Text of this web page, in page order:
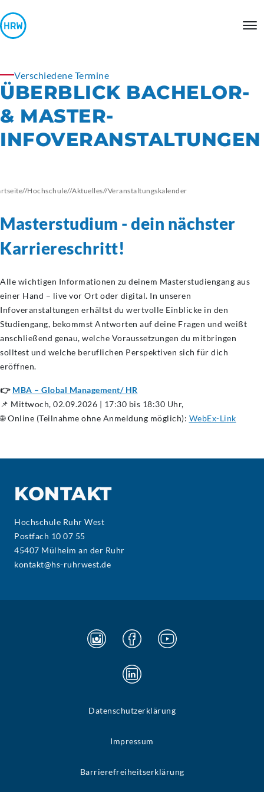
Verschiedene Termine
ÜBERBLICK BACHELOR-
& MASTER-
INFOVERANSTALTUNGEN
//Hochschule//Aktuelles//Veranstaltungskalender
Masterstudium - dein nächster
Karriereschritt!
Alle wichtigen Informationen zu deinem Masterstudiengang aus
einer Hand – live vor Ort oder digital. In unseren
Infoveranstaltungen erhältst du wertvolle Einblicke in den
Studiengang, bekommst Antworten auf deine Fragen und weißt
anschließend genau, welche Voraussetzungen du mitbringen
solltest und welche beruflichen Perspektiven sich für dich
eröffnen.
👉 MBA – Global Management/ HR
📌 Mittwoch, 02.09.2026 | 17:30 bis 18:30 Uhr,
🌐 Online (Teilnahme ohne Anmeldung möglich): WebEx-Link
KONTAKT
Hochschule Ruhr West
Postfach 10 07 55
45407 Mülheim an der Ruhr
kontakt@hs-ruhrwest.de
Datenschutzerklärung
Impressum
Barrierefreiheitserklärung